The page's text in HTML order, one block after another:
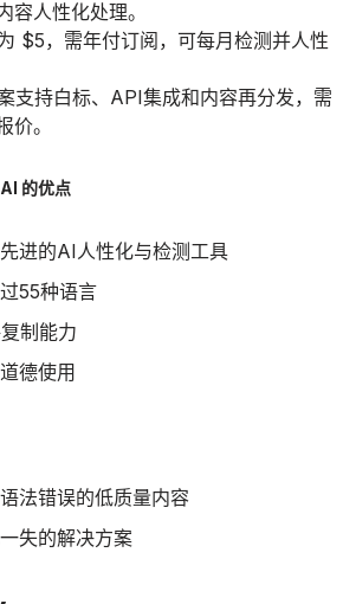
容人性化处理。
$5，需年付订阅，可每月检测并人性
支持白标、API集成和内容再分发，需
价。
的优点
进的AI人性化与检测工具
55种语言
制能力
德使用
法错误的低质量内容
失的解决方案